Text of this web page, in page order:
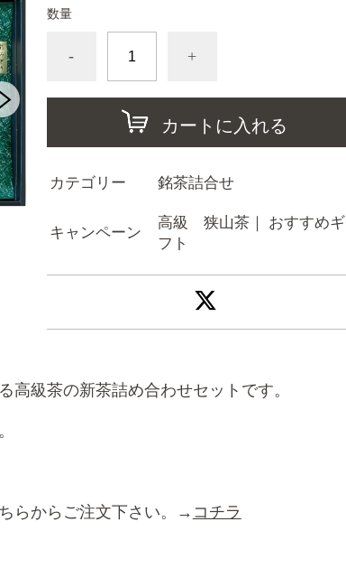
数量
- +
カートに入れる
カテゴリー 銘茶詰合せ
キャンペーン
高級 狭山茶｜ おすすめギ
フト
高級茶の新茶詰め合わせセットです。
らからご注文下さい。→ コチラ